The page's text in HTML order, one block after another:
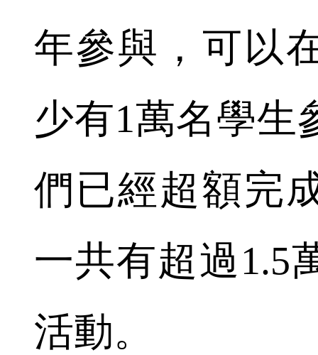
年參與，可以
少有1萬名學生
們已經超額完
一共有超過1.5
活動。